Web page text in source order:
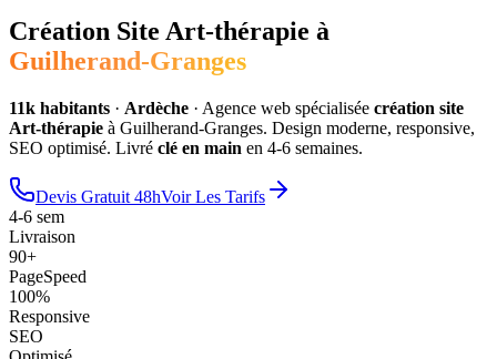
Création Site Art-thérapie à
Guilherand-Granges
11k habitants · Ardèche · Agence web spécialisée création site
Art-thérapie à Guilherand-Granges. Design moderne, responsive,
SEO optimisé. Livré clé en main en 4-6 semaines.
Devis Gratuit 48hVoir Les Tarifs
4-6 sem
Livraison
90+
PageSpeed
100%
Responsive
SEO